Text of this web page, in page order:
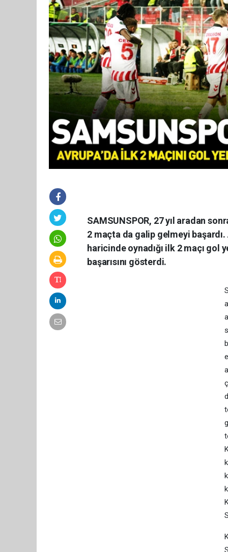
SAMSUNSPOR, 27 yıl aradan
2 maçta da galip gelmeyi
haricinde oynadığı ilk 2 maçı gol
başarısını gösterdi.